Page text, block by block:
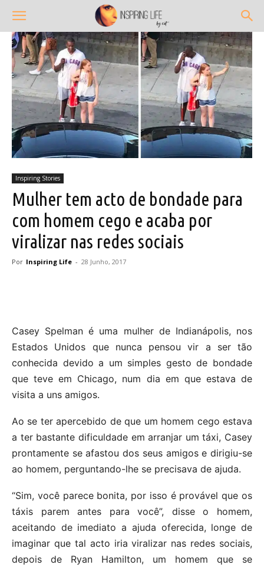
Inspiring Stories
Mulher tem acto de bondade para
com homem cego e acaba por
viralizar nas redes sociais
Por Inspiring Life - 28 Junho, 2017
Casey Spelman é uma mulher de Indianápolis, nos
Estados Unidos que nunca pensou vir a ser tão
conhecida devido a um simples gesto de bondade
que teve em Chicago, num dia em que estava de
visita a uns amigos.
Ao se ter apercebido de que um homem cego estava
a ter bastante dificuldade em arranjar um táxi, Casey
prontamente se afastou dos seus amigos e dirigiu-se
ao homem, perguntando-lhe se precisava de ajuda.
“Sim, você parece bonita, por isso é provável que os
táxis parem antes para você”, disse o homem,
aceitando de imediato a ajuda oferecida, longe de
imaginar que tal acto iria viralizar nas redes sociais,
depois de Ryan Hamilton, um homem que se